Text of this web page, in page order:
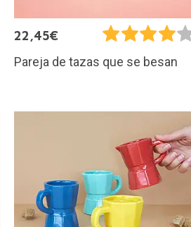
22,45€
Pareja de tazas que se besan